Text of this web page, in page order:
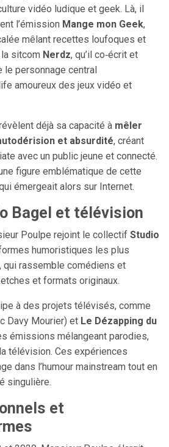
vidéo ludique et geek. Là, il
l’émission Mange mon Geek,
mêlant recettes loufoques et
sitcom Nerdz, qu’il co‑écrit et
le personnage central
amoureux des jeux vidéo et
déjà sa capacité à mêler
et absurdité, créant
avec un public jeune et connecté.
figure emblématique de cette
émergeait alors sur Internet.
Bagel et télévision
Poulpe rejoint le collectif Studio
humoristiques les plus
qui rassemble comédiens et
et formats originaux.
à des projets télévisés, comme
Davy Mourier) et Le Dézapping du
émissions mélangeant parodies,
télévision. Ces expériences
dans l’humour mainstream tout en
singulière.
et